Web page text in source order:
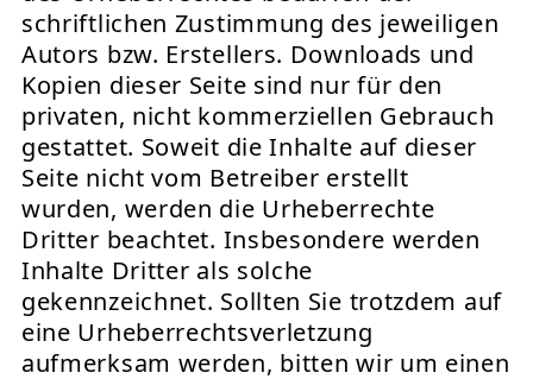
schriftlichen Zustimmung des jeweiligen
Autors bzw. Erstellers. Downloads und
Kopien dieser Seite sind nur für den
privaten, nicht kommerziellen Gebrauch
gestattet. Soweit die Inhalte auf dieser
Seite nicht vom Betreiber erstellt
wurden, werden die Urheberrechte
Dritter beachtet. Insbesondere werden
Inhalte Dritter als solche
gekennzeichnet. Sollten Sie trotzdem auf
eine Urheberrechtsverletzung
aufmerksam werden, bitten wir um einen